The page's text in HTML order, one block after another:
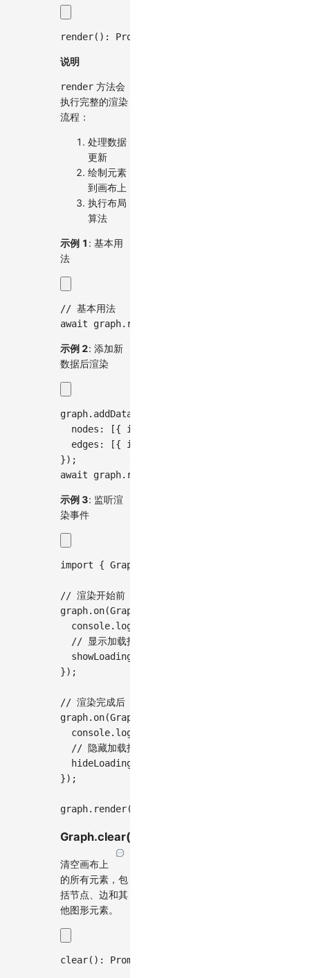
render( ) : Promise
说明
render 方法会
执行完整的渲染
流程：
处理数据
更新
绘制元素
到画布上
执行布局
算法
示例 1 : 基本用
法
// 基本用法
await graph. render
示例 2: 添加新
数据后渲染
graph. addData
  nodes
: [{ id
  edges
: [{ id
}) ;
await graph. render
示例 3: 监听渲
染事件
import { GraphEvent
// 渲染开始前
graph. on(GraphEvent
console. log
// 显示加载指示器
showLoadingIndicator
}) ;
// 渲染完成后
graph. on(GraphEvent
console. log
// 隐藏加载指示器
hideLoadingIndicator
}) ;
graph. render(
Graph.clear()
清空画布上
的所有元素，包
括节点、边和其
他图形元素。
clear( ) : Promise